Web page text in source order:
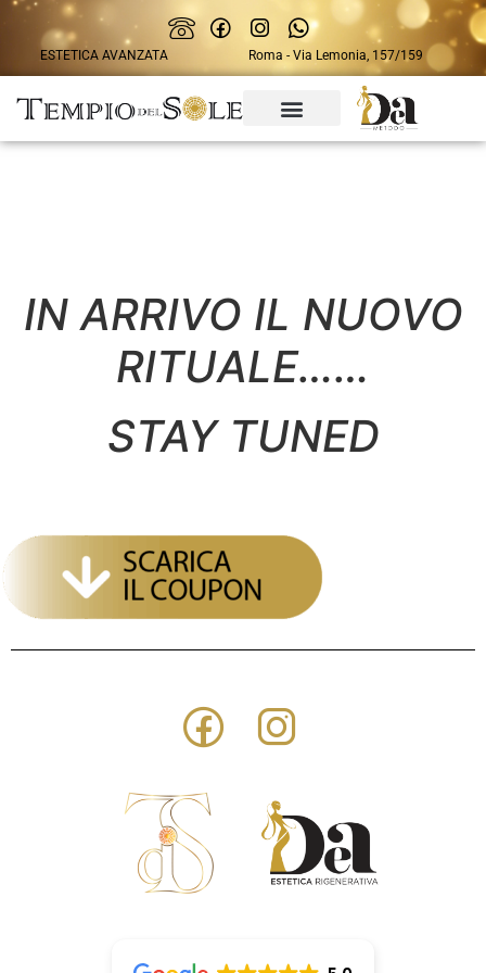
ESTETICA AVANZATA Roma - Via Lemonia, 157/159
IN ARRIVO IL NUOVO
RITUALE……
STAY TUNED